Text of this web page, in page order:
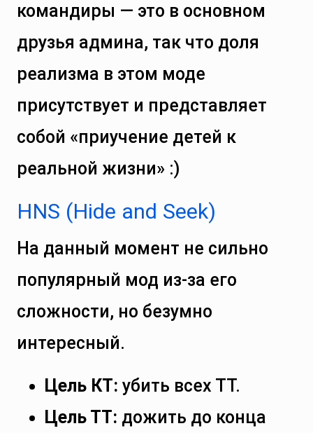
командиры — это в основном
друзья админа, так что доля
реализма в этом моде
присутствует и представляет
собой «приучение детей к
реальной жизни» :)
HNS (Hide and Seek)
На данный момент не сильно
популярный мод из-за его
сложности, но безумно
интересный.
Цель КТ: убить всех ТТ.
Цель ТТ: дожить до конца